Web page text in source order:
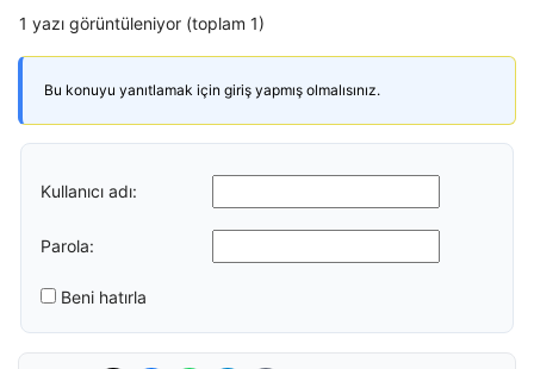
1 yazı görüntüleniyor (toplam 1)
Bu konuyu yanıtlamak için giriş yapmış olmalısınız.
Kullanıcı adı:
Parola:
Beni hatırla